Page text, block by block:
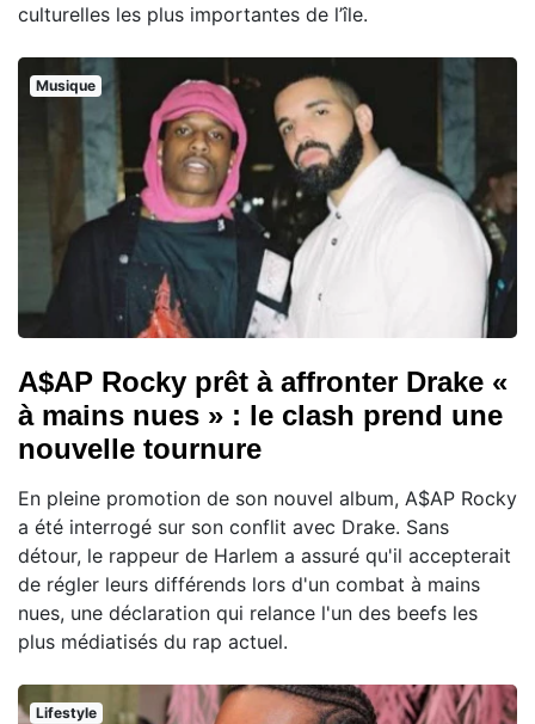
culturelles les plus importantes de l’île.
Musique
A$AP Rocky prêt à affronter Drake «
à mains nues » : le clash prend une
nouvelle tournure
En pleine promotion de son nouvel album, A$AP Rocky
a été interrogé sur son conflit avec Drake. Sans
détour, le rappeur de Harlem a assuré qu'il accepterait
de régler leurs différends lors d'un combat à mains
nues, une déclaration qui relance l'un des beefs les
plus médiatisés du rap actuel.
Lifestyle